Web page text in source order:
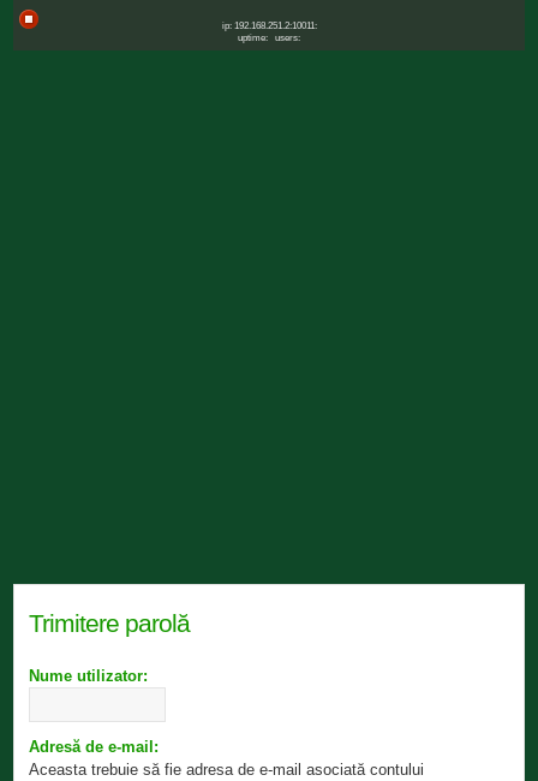
ip: 192.168.251.2:10011:
uptime:
users:
Trimitere parolă
Nume utilizator:
Adresă de e-mail:
Aceasta trebuie să fie adresa de e-mail asociată contului